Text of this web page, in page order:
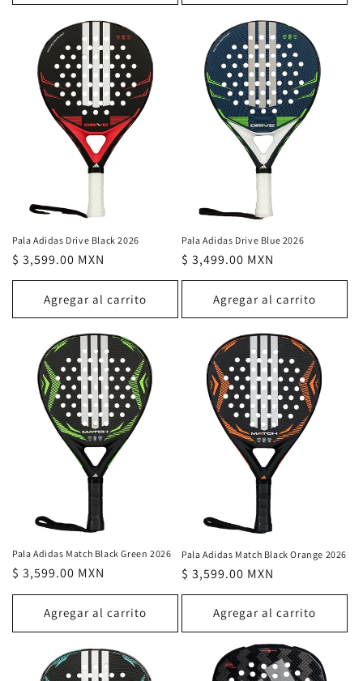
Pala Adidas Drive Black 2026
Precio
habitual
$ 3,599.00 MXN
Agregar al carrito
Pala Adidas Drive Blue 2026
Precio
habitual
$ 3,499.00 MXN
Agregar al carrito
Pala Adidas Match Black Green 2026
Precio
habitual
$ 3,599.00 MXN
Agregar al carrito
Pala Adidas Match Black Orange 2026
Precio
habitual
$ 3,599.00 MXN
Agregar al carrito